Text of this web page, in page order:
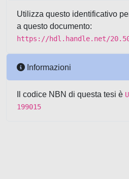
Utilizza questo identificativo
a questo documento:
https://hdl.handle.net/
Informazioni
Il codice NBN di questa tesi è
199015